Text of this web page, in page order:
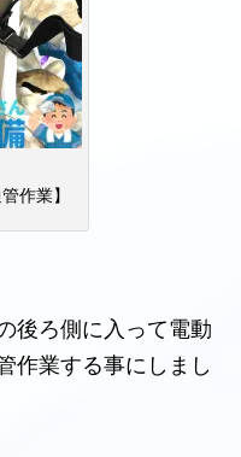
作業】
後ろ側に入って電動
作業する事にしまし